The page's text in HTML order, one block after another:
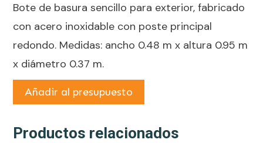
Bote de basura sencillo para exterior, fabricado
con acero inoxidable con poste principal
redondo. Medidas: ancho 0.48 m x altura 0.95 m
x diámetro 0.37 m.
Añadir al presupuesto
Productos relacionados